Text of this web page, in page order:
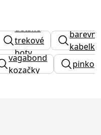
dětské
trekové
boty
barevná
kabelka
vagabond
kozačky
pinko